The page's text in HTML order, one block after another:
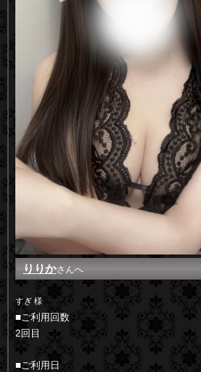
りりかさんへ
すぎ 様
■ご利用回数
2回目
■ご利用日